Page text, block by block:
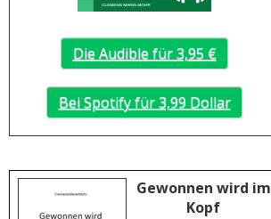
Die Audible für 3,95 €
Bei Spotify für 3,99 Dollar
Gewonnen wird im
Kopf